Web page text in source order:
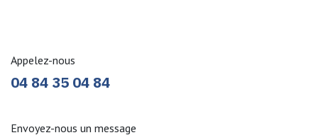
Appelez-nous
04 84 35 04 84
Envoyez-nous un message